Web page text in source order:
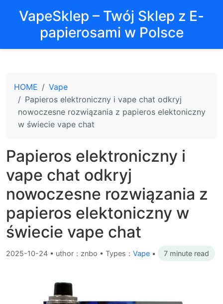
VapeSklep – Twój Sklep z E-
papierosami w Polsce
HOME
Vape
Papieros elektroniczny i vape chat odkryj
nowoczesne rozwiązania z papieros elektoniczny
w świecie vape chat
Papieros elektroniczny i
vape chat odkryj
nowoczesne rozwiązania z
papieros elektoniczny w
świecie vape chat
2025-10-24 • uthor：znbo • Types： Vape • 7 minute read